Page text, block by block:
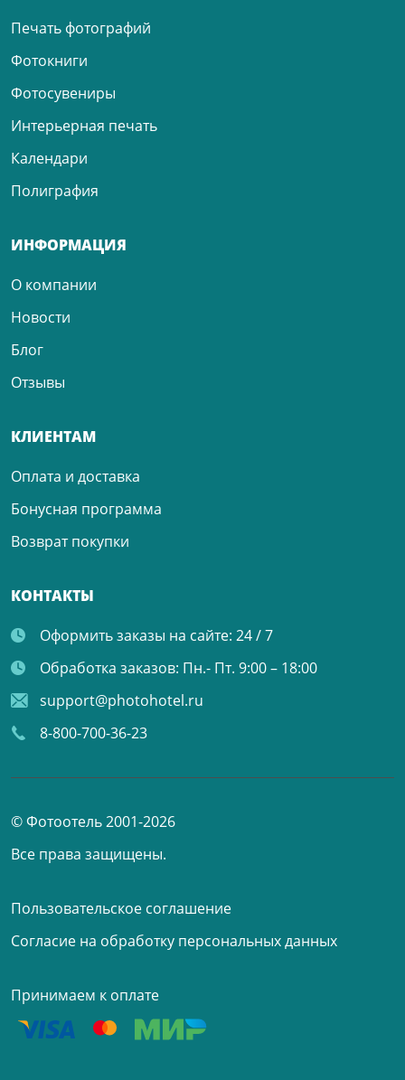
Печать фотографий
Фотокниги
Фотосувениры
Интерьерная печать
Календари
Полиграфия
ИНФОРМАЦИЯ
О компании
Новости
Блог
Отзывы
КЛИЕНТАМ
Оплата и доставка
Бонусная программа
Возврат покупки
КОНТАКТЫ
Оформить заказы на сайте: 24 / 7
Обработка заказов: Пн.- Пт. 9:00 – 18:00
support@photohotel.ru
8-800-700-36-23
© Фотоотель 2001-2026
Все права защищены.
Пользовательское соглашение
Согласие на обработку персональных данных
Принимаем к оплате